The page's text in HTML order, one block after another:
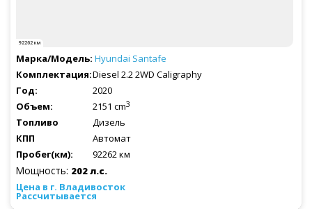
92262 км
Hyundai Santafe
Diesel 2.2 2WD Caligraphy
2020
2151 cm3
Дизель
Автомат
92262 км
Мощность: 202 л.с.
Рассчитывается